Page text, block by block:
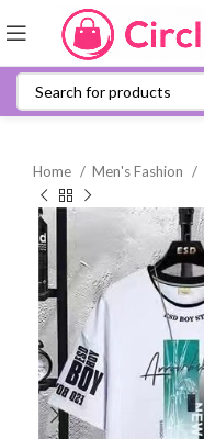
Home Men's Fashion